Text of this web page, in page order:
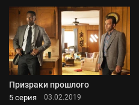
Призраки прошлого
5 серия 03.02.2019